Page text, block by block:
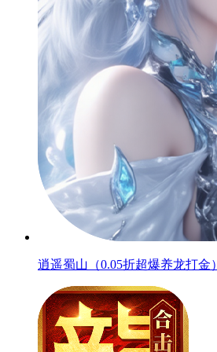
逍遥蜀山（0.05折超爆养龙打金）